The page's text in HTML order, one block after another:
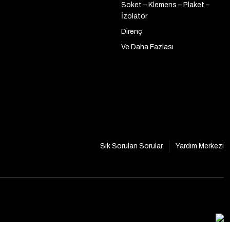
Soket – Klemens – Plaket –
İzolatör
Direnç
Ve Daha Fazlası
Sık Sorulan Sorular
Yardım Merkezi